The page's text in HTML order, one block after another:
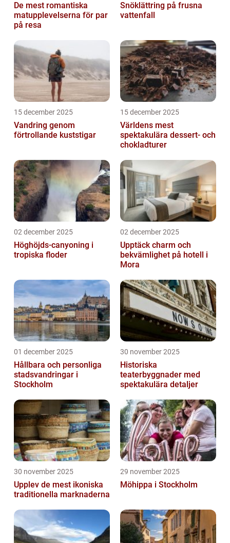
De mest romantiska
matupplevelserna för par
på resa
Snöklättring på frusna
vattenfall
15 december 2025
Vandring genom
förtrollande kuststigar
15 december 2025
Världens mest
spektakulära dessert- och
chokladturer
02 december 2025
Höghöjds-canyoning i
tropiska floder
02 december 2025
Upptäck charm och
bekvämlighet på hotell i
Mora
01 december 2025
Hållbara och personliga
stadsvandringar i
Stockholm
30 november 2025
Historiska
teaterbyggnader med
spektakulära detaljer
30 november 2025
Upplev de mest ikoniska
traditionella marknaderna
29 november 2025
Möhippa i Stockholm